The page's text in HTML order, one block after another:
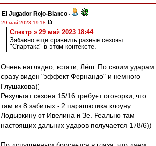
El Jugador Rojo-Blanco -
29 май 2023 19:18
Спектр » 29 май 2023 18:44
Забавно еще сравнить разные сезоны
"Спартака" в этом контексте.
Очень наглядно, кстати, Лёш. По своим ударам
сразу виден "эффект Фернандо" и немного
Глушакова))
Результат сезона 15/16 требует оговорки, что
там из 8 забитых - 2 парашютика клоуну
Лодыркину от Ивелина и Зе. Реально там
настоящих дальних ударов получается 178/6))